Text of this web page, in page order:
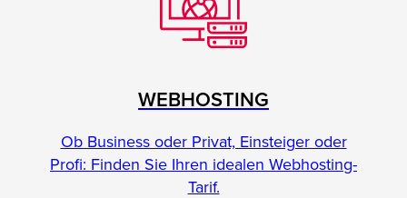
WEBHOSTING
Ob Business oder Privat, Einsteiger oder
Profi: Finden Sie Ihren idealen Webhosting-
Tarif.